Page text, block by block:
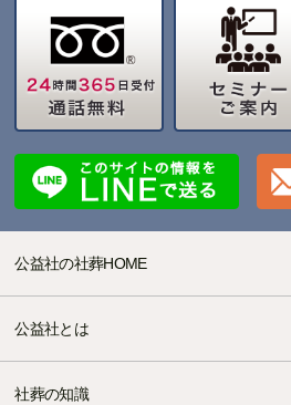
公益社の社葬HOME
公益社とは
社葬の知識